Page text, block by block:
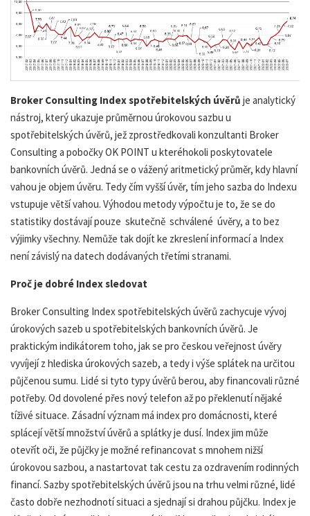
Broker Consulting Index spotřebitelských úvěrů je analytický
nástroj, který ukazuje průměrnou úrokovou sazbu u
spotřebitelských úvěrů, jež zprostředkovali konzultanti Broker
Consulting a pobočky OK POINT u kteréhokoli poskytovatele
bankovních úvěrů. Jedná se o vážený aritmetický průměr, kdy hlavní
vahou je objem úvěru. Tedy čím vyšší úvěr, tím jeho sazba do Indexu
vstupuje větší vahou. Výhodou metody výpočtu je to, že se do
statistiky dostávají pouze skutečně schválené úvěry, a to bez
výjimky všechny. Nemůže tak dojít ke zkreslení informací a Index
není závislý na datech dodávaných třetími stranami.
Proč je dobré Index sledovat
Broker Consulting Index spotřebitelských úvěrů zachycuje vývoj
úrokových sazeb u spotřebitelských bankovních úvěrů. Je
praktickým indikátorem toho, jak se pro českou veřejnost úvěry
vyvíjejí z hlediska úrokových sazeb, a tedy i výše splátek na určitou
půjčenou sumu. Lidé si tyto typy úvěrů berou, aby financovali různé
potřeby. Od dovolené přes nový telefon až po překlenutí nějaké
tíživé situace. Zásadní význam má index pro domácnosti, které
splácejí větší množství úvěrů a splátky je dusí. Index jim může
otevřít oči, že půjčky je možné refinancovat s mnohem nižší
úrokovou sazbou, a nastartovat tak cestu za ozdravením rodinných
financí. Sazby spotřebitelských úvěrů jsou na trhu velmi různé, lidé
často dobře nezhodnotí situaci a sjednají si drahou půjčku. Index je